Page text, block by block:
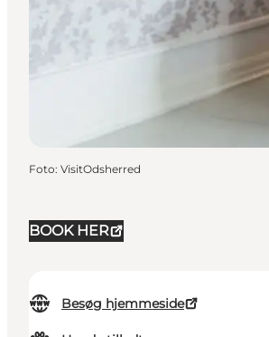
BOOK HER
Besøg hjemmeside
Foto: VisitOdsherred